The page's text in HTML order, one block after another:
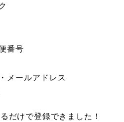
番号
メールアドレス
だけで登録できました！